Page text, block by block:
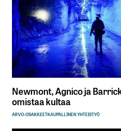
Newmont, Agnico ja
omistaa kultaa
ARVO-OSAKKEETKAUPALLINEN YHTEISTYÖ